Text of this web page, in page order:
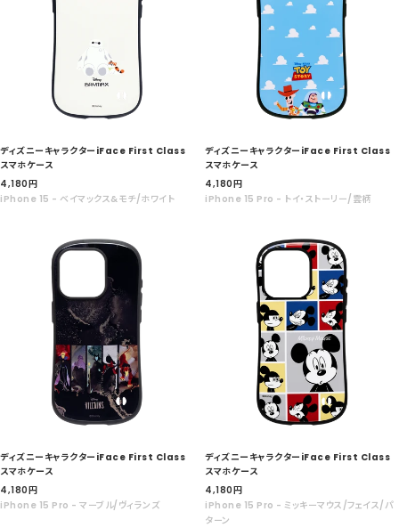
ディズニーキャラクターiFace First Class
スマホケース
セ
ー
4,180円
iPhone 15 - ベイマックス&モチ/ホワイト
ディズニーキャラクターiFace First Class
スマホケース
セ
ー
4,180円
iPhone 15 Pro - トイ・ストーリー/雲柄
ディズニーキャラクターiFace First Class
スマホケース
セ
ー
4,180円
iPhone 15 Pro - マーブル/ヴィランズ
ディズニーキャラクターiFace First Class
スマホケース
セ
ー
ル
4,180円
iPhone 15 Pro - ミッキーマウス/フェイス/パ
ターン